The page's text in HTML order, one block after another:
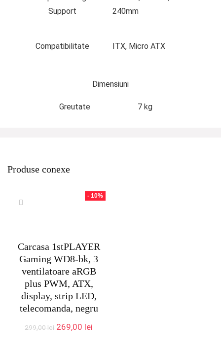
Support
240mm
Compatibilitate ITX, Micro ATX
Dimensiuni
Greutate 7 kg
Produse conexe
- 10%
Carcasa 1stPLAYER
Gaming WD8-bk, 3
ventilatoare aRGB
plus PWM, ATX,
display, strip LED,
telecomanda, negru
299,00lei Prețul
269,00 lei